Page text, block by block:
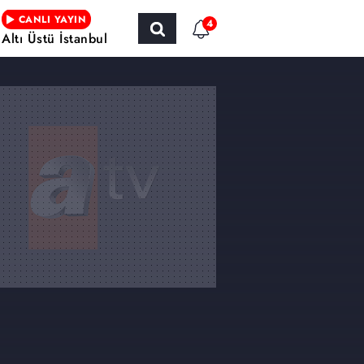
CANLI YAYIN
Altı Üstü İstanbul
4